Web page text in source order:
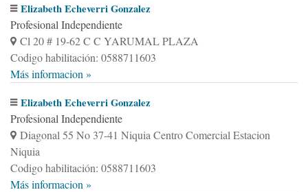
Elizabeth Echeverri Gonzalez
Profesional Independiente
Cl 20 # 19-62 C C YARUMAL PLAZA
Codigo habilitación: 0588711603
Más informacion »
Elizabeth Echeverri Gonzalez
Profesional Independiente
Diagonal 55 No 37-41 Niquia Centro Comercial Estacion
Niquia
Codigo habilitación: 0588711603
Más informacion »